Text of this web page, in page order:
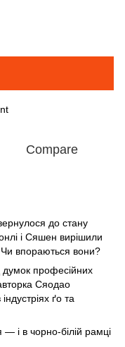
Compare
до стану
і Сяшен вирішили
Чи впораються вони?
думок професійних
Сяодао
ґо та
і в чорно-білій рамці